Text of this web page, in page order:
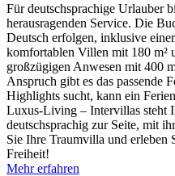
Für deutschsprachige Urlauber
herausragenden Service. Die
Deutsch erfolgen, inklusive
komfortablen Villen mit 180 m²
großzügigen Anwesen mit 400
Anspruch gibt es das passende
Highlights sucht, kann ein
Luxus-Living – Intervillas steht
deutschsprachig zur Seite, mit
Sie Ihre Traumvilla und
Freiheit!
Mehr erfahren